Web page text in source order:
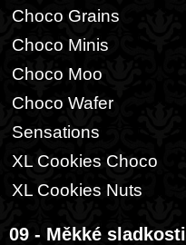
Choco Grains
Choco Minis
Choco Moo
Choco Wafer
Sensations
XL Cookies Choco
XL Cookies Nuts
09 - Měkké sladkosti